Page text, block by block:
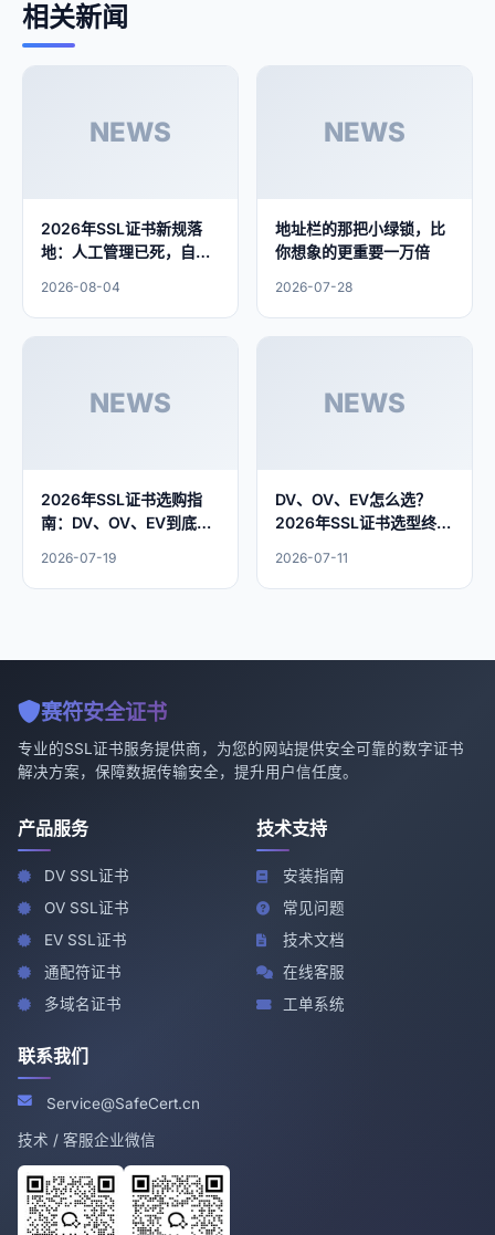
相关新闻
NEWS
2026年SSL证书新规落
地：人工管理已死，自动
2026-08-04
NEWS
地址栏的那把小绿锁，比
你想象的更重要一万倍
2026-07-28
NEWS
2026年SSL证书选购指
南：DV、OV、EV到底怎
2026-07-19
NEWS
DV、OV、EV怎么选？
2026年SSL证书选型终极
2026-07-11
赛符安全证书
专业的SSL证书服务提供商，为您的网站提供安全可靠的数字证书
解决方案，保障数据传输安全，提升用户信任度。
产品服务
DV SSL证书
OV SSL证书
EV SSL证书
通配符证书
多域名证书
技术支持
安装指南
常见问题
技术文档
在线客服
工单系统
联系我们
Service@SafeCert.cn
技术 / 客服企业微信